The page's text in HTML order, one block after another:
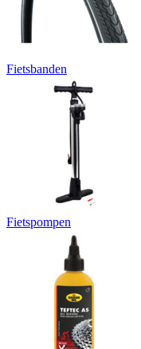
Fietsbanden
Fietspompen